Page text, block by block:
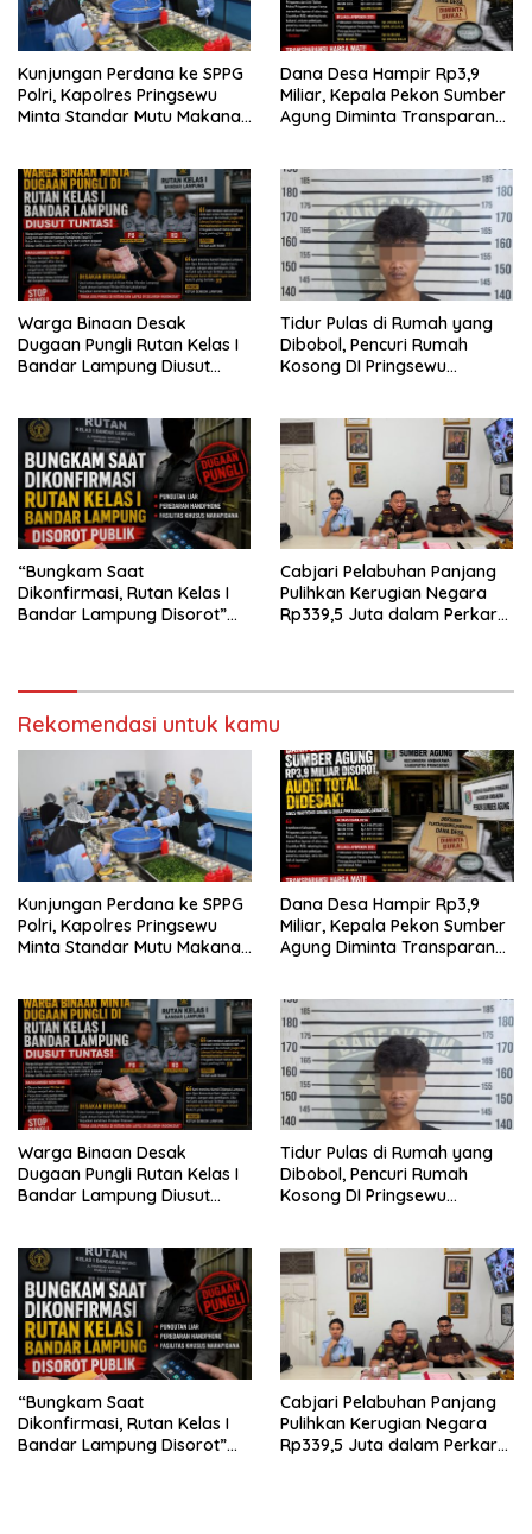
Kunjungan Perdana ke SPPG
Polri, Kapolres Pringsewu
Minta Standar Mutu Makanan
Dana Desa Hampir Rp3,9
Miliar, Kepala Pekon Sumber
Agung Diminta Transparan
Warga Binaan Desak
Dugaan Pungli Rutan Kelas I
Bandar Lampung Diusut
Tidur Pulas di Rumah yang
Dibobol, Pencuri Rumah
Kosong DI Pringsewu
“Bungkam Saat
Dikonfirmasi, Rutan Kelas I
Bandar Lampung Disorot”
Cabjari Pelabuhan Panjang
Pulihkan Kerugian Negara
Rp339,5 Juta dalam Perkara
Rekomendasi untuk kamu
Kunjungan Perdana ke SPPG
Polri, Kapolres Pringsewu
Minta Standar Mutu Makanan
Dana Desa Hampir Rp3,9
Miliar, Kepala Pekon Sumber
Agung Diminta Transparan
Warga Binaan Desak
Dugaan Pungli Rutan Kelas I
Bandar Lampung Diusut
Tidur Pulas di Rumah yang
Dibobol, Pencuri Rumah
Kosong DI Pringsewu
“Bungkam Saat
Dikonfirmasi, Rutan Kelas I
Bandar Lampung Disorot”
Cabjari Pelabuhan Panjang
Pulihkan Kerugian Negara
Rp339,5 Juta dalam Perkara